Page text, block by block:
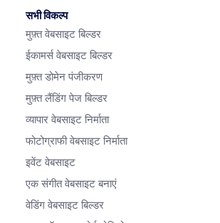
सभी विकल्प
मुफ़्त वेबसाइट बिल्डर
ईकामर्स वेबसाइट बिल्डर
मुफ़्त डोमेन पंजीकरण
मुफ़्त लैंडिंग पेज बिल्डर
व्यापार वेबसाइट निर्माता
फोटोग्राफी वेबसाइट निर्माता
इवेंट वेबसाइट
एक संगीत वेबसाइट बनाएं
वेडिंग वेबसाइट बिल्डर